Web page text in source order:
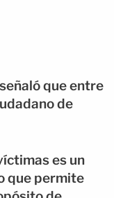
que entre
de
es un
que permite